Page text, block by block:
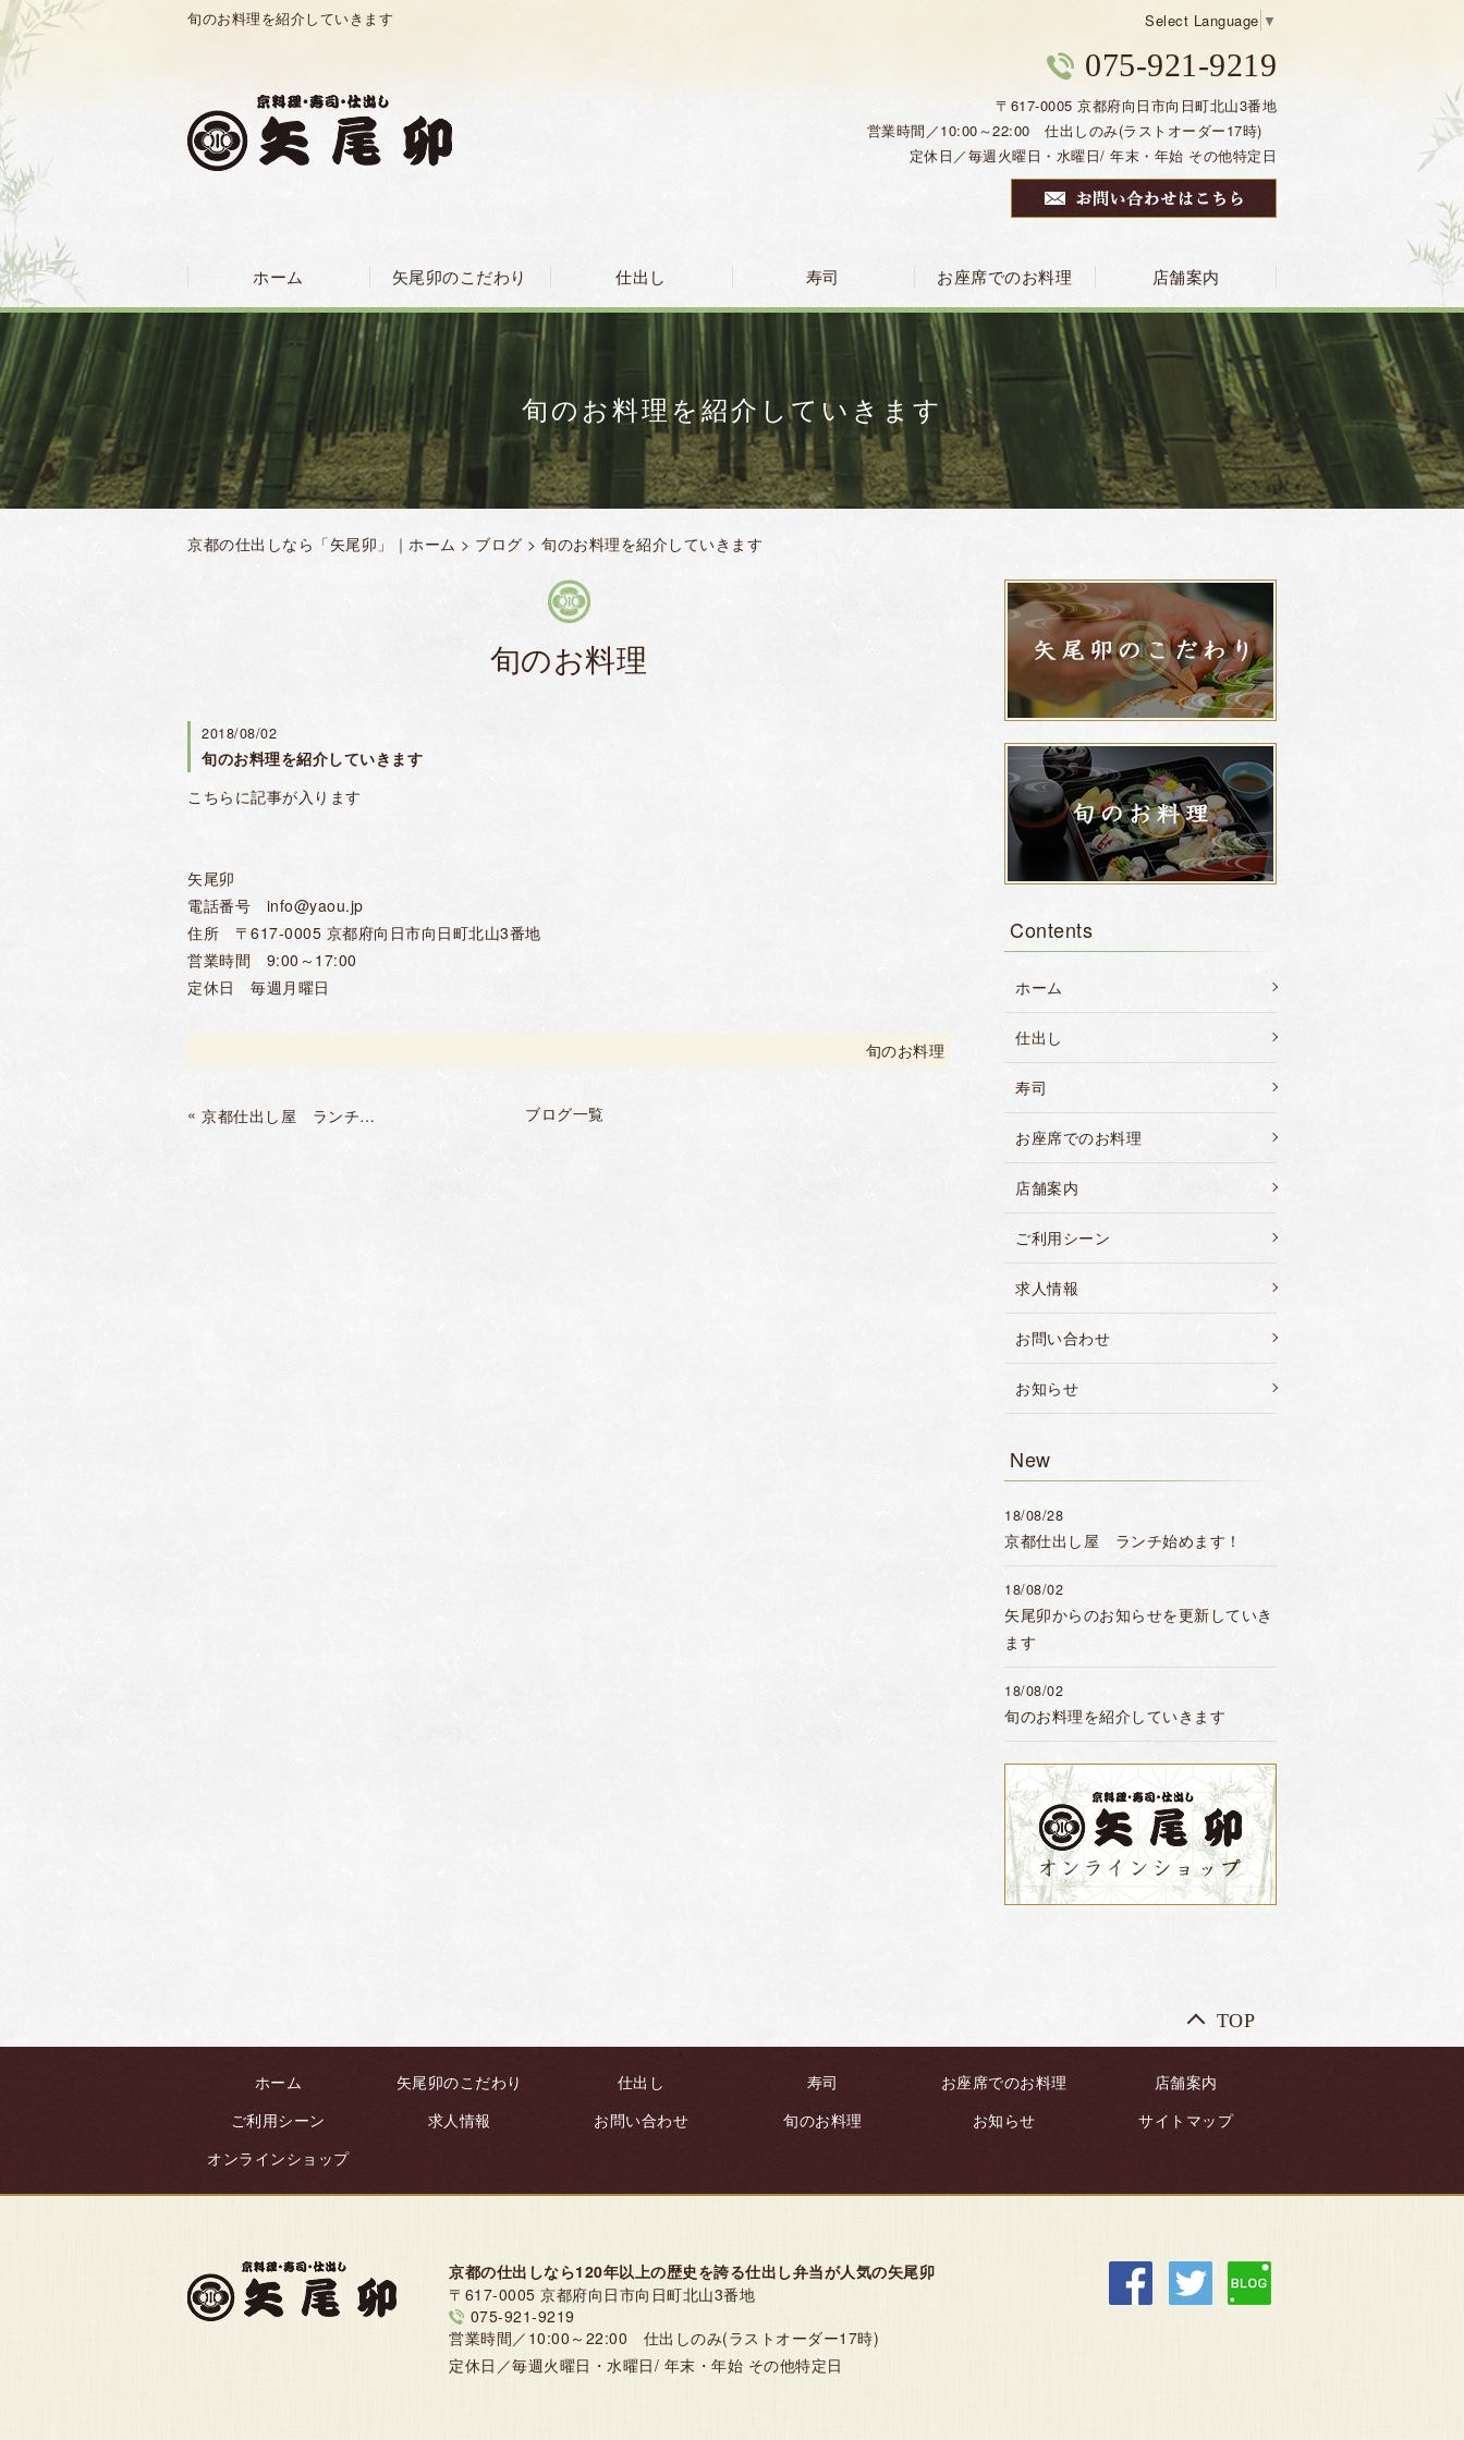
旬のお料理を紹介していきます Select Language ▼
075-921-9219
〒617-0005 京都府向日市向日町北山3番地
営業時間／10:00～22:00 仕出しのみ(ラストオーダー17時)
定休日／毎週火曜日・水曜日/ 年末・年始 その他特定日
ホーム 矢尾卯のこだわり 仕出し 寿司 お座席でのお料理 店舗案内
旬のお料理を紹介していきます
京都の仕出しなら「矢尾卯」｜ホーム > ブログ> 旬のお料理を紹介していきます
旬のお料理
2018/08/02
旬のお料理を紹介していきます
こちらに記事が入ります
矢尾卯
電話番号 info@yaou.jp
住所 〒617-0005 京都府向日市向日町北山3番地
営業時間 9:00～17:00
定休日 毎週月曜日
旬のお料理
« 京都仕出し屋 ランチ始めます！ ブログ一覧
Contents
ホーム
仕出し
寿司
お座席でのお料理
店舗案内
ご利用シーン
求人情報
お問い合わせ
お知らせ
New
18/08/28
京都仕出し屋 ランチ始めます！
18/08/02
矢尾卯からのお知らせを更新していき
ます
18/08/02
旬のお料理を紹介していきます
TOP
ホーム 矢尾卯のこだわり 仕出し 寿司 お座席でのお料理
店舗案内
ご利用シーン
求人情報 お問い合わせ 旬のお料理 お知らせ
サイトマップ
オンラインショップ
京都の仕出しなら120年以上の歴史を誇る仕出し弁当が人気の矢尾卯
〒617-0005 京都府向日市向日町北山3番地
075-921-9219
営業時間／10:00～22:00 仕出しのみ(ラストオーダー17時)
定休日／毎週火曜日・水曜日/ 年末・年始 その他特定日